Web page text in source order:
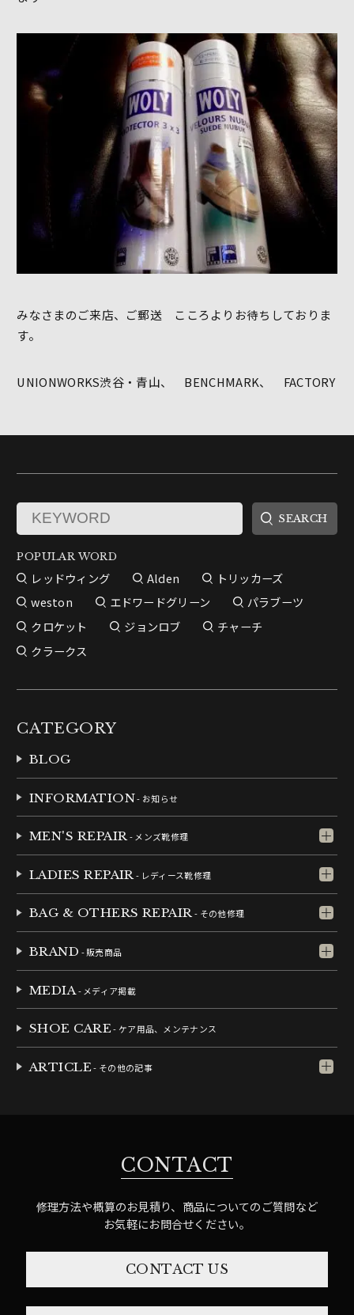
みなさまのご来店、ご郵送 こころよりお待ちしておりま
す。
UNIONWORKS渋谷・青山、 BENCHMARK、 FACTORY
POPULAR WORD
レッドウィング Alden
トリッカーズ
weston
エドワードグリーン
パラブーツ
クロケット
ジョンロブ
チャーチ
クラークス
CATEGORY
BLOG
INFORMATION- お知らせ
MEN'S REPAIR- メンズ靴修理
LADIES REPAIR- レディース靴修理
BAG & OTHERS REPAIR- その他修理
BRAND - 販売商品
MEDIA- メディア掲載
SHOE CARE- ケア用品、メンテナンス
ARTICLE- その他の記事
CONTACT
修理方法や概算のお見積り、商品についてのご質問など
お気軽にお問合せください。
CONTACT US